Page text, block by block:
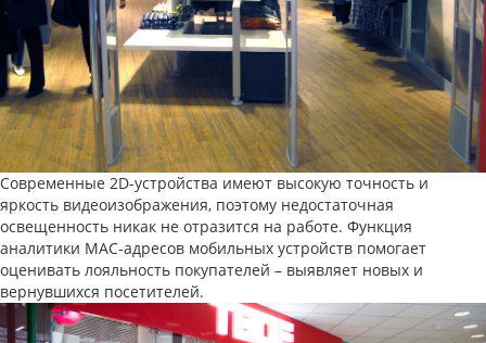
Современные 2D-устройства имеют высокую точность и
яркость видеоизображения, поэтому недостаточная
освещенность никак не отразится на работе. Функция
аналитики MAC-адресов мобильных устройств помогает
оценивать лояльность покупателей – выявляет новых и
вернувшихся посетителей.